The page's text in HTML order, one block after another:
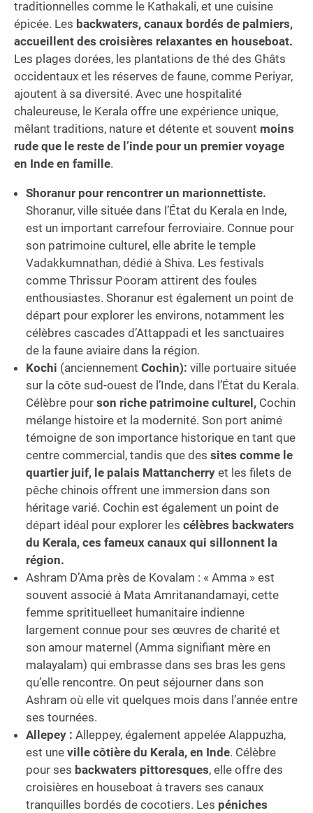
traditionnelles comme le Kathakali, et une cuisine
épicée. Les backwaters, canaux bordés de palmiers,
accueillent des croisières relaxantes en houseboat.
Les plages dorées, les plantations de thé des Ghâts
occidentaux et les réserves de faune, comme Periyar,
ajoutent à sa diversité. Avec une hospitalité
chaleureuse, le Kerala offre une expérience unique,
mêlant traditions, nature et détente et souvent moins
rude que le reste de l’inde pour un premier voyage
en Inde en famille.
Shoranur pour rencontrer un marionnettiste.
Shoranur, ville située dans l’État du Kerala en Inde,
est un important carrefour ferroviaire. Connue pour
son patrimoine culturel, elle abrite le temple
Vadakkumnathan, dédié à Shiva. Les festivals
comme Thrissur Pooram attirent des foules
enthousiastes. Shoranur est également un point de
départ pour explorer les environs, notamment les
célèbres cascades d’Attappadi et les sanctuaires
de la faune aviaire dans la région.
Kochi (anciennement Cochin): ville portuaire située
sur la côte sud-ouest de l’Inde, dans l’État du Kerala.
Célèbre pour son riche patrimoine culturel, Cochin
mélange histoire et la modernité. Son port animé
témoigne de son importance historique en tant que
centre commercial, tandis que des sites comme le
quartier juif, le palais Mattancherry et les filets de
pêche chinois offrent une immersion dans son
héritage varié. Cochin est également un point de
départ idéal pour explorer les célèbres backwaters
du Kerala, ces fameux canaux qui sillonnent la
région.
Ashram D’Ama près de Kovalam : « Amma » est
souvent associé à Mata Amritanandamayi, cette
femme spritituelleet humanitaire indienne
largement connue pour ses œuvres de charité et
son amour maternel (Amma signifiant mère en
malayalam) qui embrasse dans ses bras les gens
qu’elle rencontre. On peut séjourner dans son
Ashram où elle vit quelques mois dans l’année entre
ses tournées.
Allepey : Alleppey, également appelée Alappuzha,
est une ville côtière du Kerala, en Inde. Célèbre
pour ses backwaters pittoresques, elle offre des
croisières en houseboat à travers ses canaux
tranquilles bordés de cocotiers. Les péniches